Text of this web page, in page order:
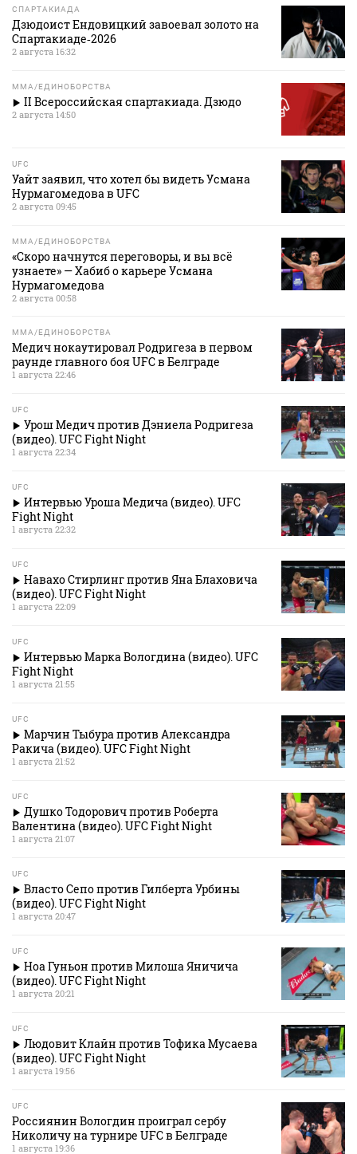
СПАРТАКИАДА
Дзюдоист Ендовицкий завоевал золото на
Спартакиаде‑2026
2 августа 16:32
MMA/ЕДИНОБОРСТВА
II Всероссийская спартакиада. Дзюдо
2 августа 14:50
UFC
Уайт заявил, что хотел бы видеть Усмана
Нурмагомедова в UFC
2 августа 09:45
MMA/ЕДИНОБОРСТВА
«Скоро начнутся переговоры, и вы всё
узнаете» — Хабиб о карьере Усмана
Нурмагомедова
2 августа 00:58
MMA/ЕДИНОБОРСТВА
Медич нокаутировал Родригеза в первом
раунде главного боя UFC в Белграде
1 августа 22:46
UFC
Урош Медич против Дэниела Родригеза
(видео). UFC Fight Night
1 августа 22:34
UFC
Интервью Уроша Медича (видео). UFC
Fight Night
1 августа 22:32
UFC
Навахо Стирлинг против Яна Блаховича
(видео). UFC Fight Night
1 августа 22:09
UFC
Интервью Марка Вологдина (видео). UFC
Fight Night
1 августа 21:55
UFC
Марчин Тыбура против Александра
Ракича (видео). UFC Fight Night
1 августа 21:52
UFC
Душко Тодорович против Роберта
Валентина (видео). UFC Fight Night
1 августа 21:07
UFC
Власто Сепо против Гилберта Урбины
(видео). UFC Fight Night
1 августа 20:47
UFC
Ноа Гуньон против Милоша Яничича
(видео). UFC Fight Night
1 августа 20:21
UFC
Людовит Клайн против Тофика Мусаева
(видео). UFC Fight Night
1 августа 19:56
UFC
Россиянин Вологдин проиграл сербу
Николичу на турнире UFC в Белграде
1 августа 19:36